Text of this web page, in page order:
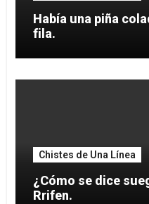
Había una piña
fila.
Chistes de Una Línea
¿Cómo se dice
Rrifen.